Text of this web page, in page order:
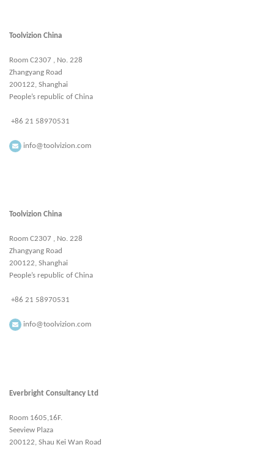
Toolvizion China
Room C2307 , No. 228
Zhangyang Road
200122, Shanghai
People’s republic of China
+86 21 58970531
info@toolvizion.com
Toolvizion China
Room C2307 , No. 228
Zhangyang Road
200122, Shanghai
People’s republic of China
+86 21 58970531
info@toolvizion.com
Everbright Consultancy Ltd
Room 1605,16F.
Seeview Plaza
200122, Shau Kei Wan Road